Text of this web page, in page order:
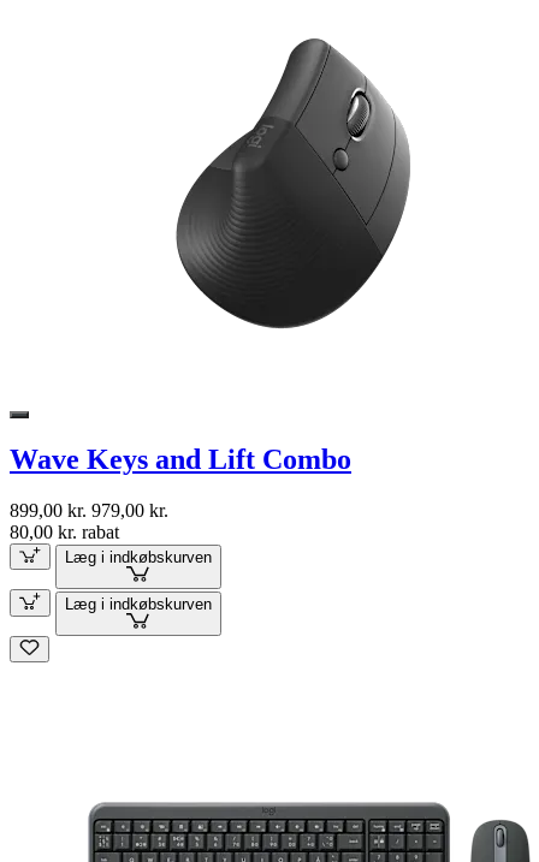
Wave Keys and Lift Combo
899,00 kr. 979,00 kr.
80,00 kr. rabat
Læg i indkøbskurven
Læg i indkøbskurven